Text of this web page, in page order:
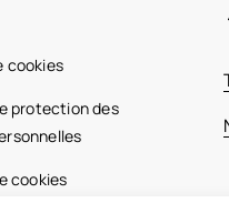
cookies
protection des
cookies